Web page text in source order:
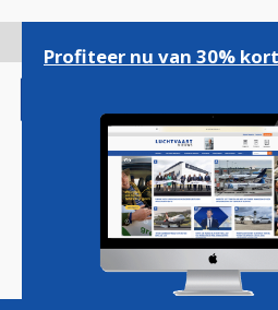
gaan
Magazine Podcasts
Profiteer nu van 30%